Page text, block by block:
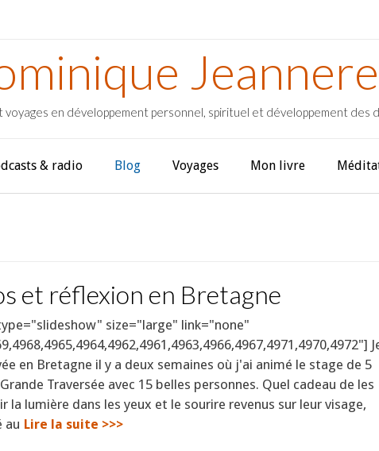
voyages en développement personnel, spirituel et développement des
& radio Blog Voyages Mon livre
et réflexion en Bretagne
size="large" link="none"
en Bretagne il y a deux semaines où j'ai animé le stage de 5
Traversée avec 15 belles personnes. Quel cadeau de les
la lumière dans les yeux et le sourire revenus sur leur visage,
au Lire la suite >>>